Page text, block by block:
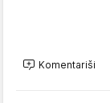
Komentariši